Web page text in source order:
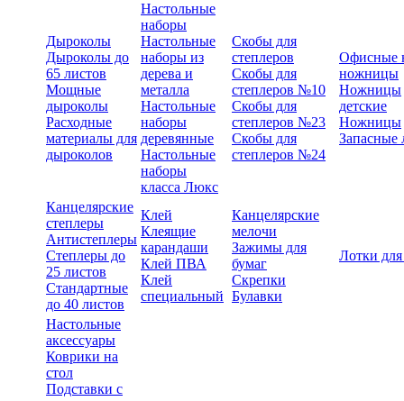
Дыроколы
Дыроколы до
65 листов
Мощные
дыроколы
Расходные
материалы для
дыроколов
Настольные
наборы
Настольные
наборы из
дерева и
металла
Настольные
наборы
деревянные
Настольные
наборы
класса Люкс
Скобы для
степлеров
Скобы для
степлеров №10
Скобы для
степлеров №23
Скобы для
степлеров №24
Офисные
ножницы
Ножницы
детские
Ножницы
Запасные
Канцелярские
степлеры
Антистеплеры
Степлеры до
25 листов
Стандартные
до 40 листов
Клей
Клеящие
карандаши
Клей ПВА
Клей
специальный
Канцелярские
мелочи
Зажимы для
бумаг
Скрепки
Булавки
Лотки
Настольные
аксессуары
Коврики на
стол
Подставки с